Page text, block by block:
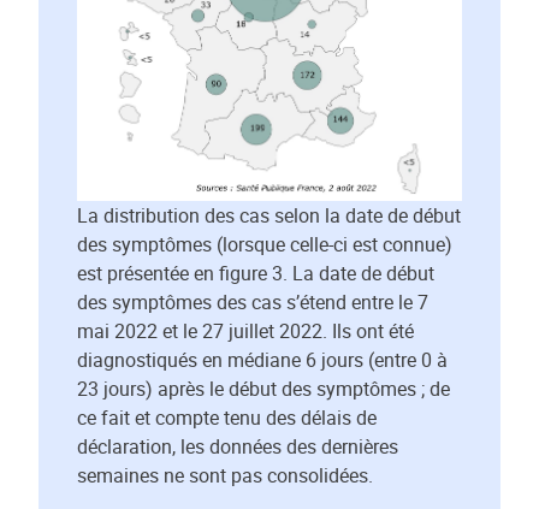
La distribution des cas selon la date de début
des symptômes (lorsque celle-ci est connue)
est présentée en figure 3. La date de début
des symptômes des cas s’étend entre le 7
mai 2022 et le 27 juillet 2022. Ils ont été
diagnostiqués en médiane 6 jours (entre 0 à
23 jours) après le début des symptômes ; de
ce fait et compte tenu des délais de
déclaration, les données des dernières
semaines ne sont pas consolidées.